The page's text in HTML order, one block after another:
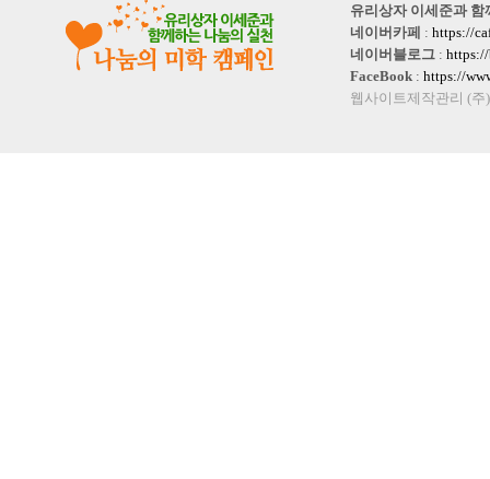
유리상자 이세준과 함
네이버카페
: https://
네이버블로그 :
FaceBook : https://
웹사이트제작관리 (